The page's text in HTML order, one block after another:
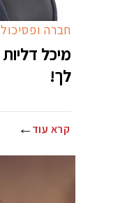
חברה
מיכל
לך!
קרא עוד